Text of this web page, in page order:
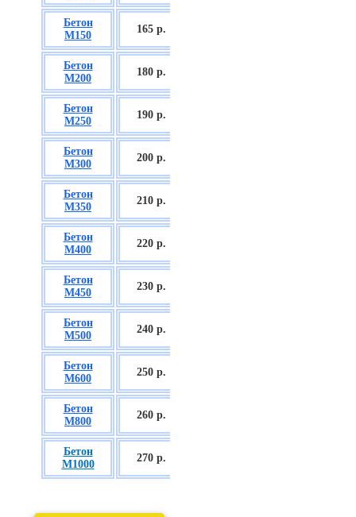
Бетон
М150
165 р.
Бетон
М200
180 р.
Бетон
М250
190 р.
Бетон
М300
200 р.
Бетон
М350
210 р.
Бетон
М400
220 р.
Бетон
М450
230 р.
Бетон
М500
240 р.
Бетон
М600
250 р.
Бетон
М800
260 р.
Бетон
М1000
270 р.